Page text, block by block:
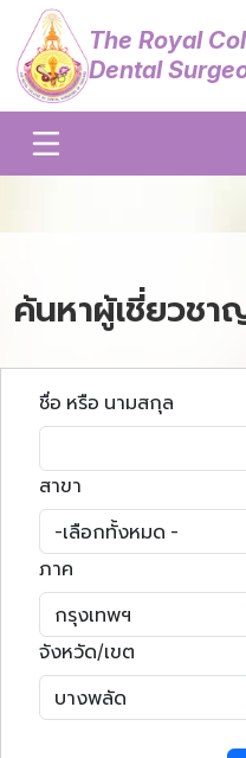
The Royal
Dental
ค้นหาผู้เชี่ยวชา
ชื่อ หรือ นามสกุล
สาขา
ภาค
จังหวัด/เขต